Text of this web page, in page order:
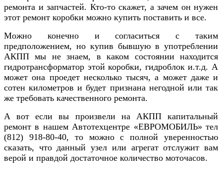
ремонта и запчастей. Кто-то скажет, а зачем он нужен
этот ремонт коробки можно купить поставить и все.
Можно конечно и согласиться с таким
предположением, но купив бывшую в употреблении
АКПП мы не знаем, в каком состоянии находится
гидротрансформатор этой коробки, гидроблок и.т.д. А
может она проедет несколько тысяч, а может даже и
сотен километров и будет признана негодной или так
же требовать качественного ремонта.
А вот если вы произвели на АКПП капитальный
ремонт в нашем Автотехцентре «ЕВРОМОБИЛЬ» тел
(812) 918-80-40, то можно с полной уверенностью
сказать, что данный узел или агрегат отслужит вам
верой и правдой достаточное количество моточасов.